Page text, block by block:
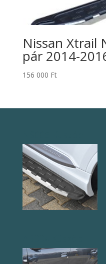
Nissan Xtrail
pár 2014-
156 000 Ft